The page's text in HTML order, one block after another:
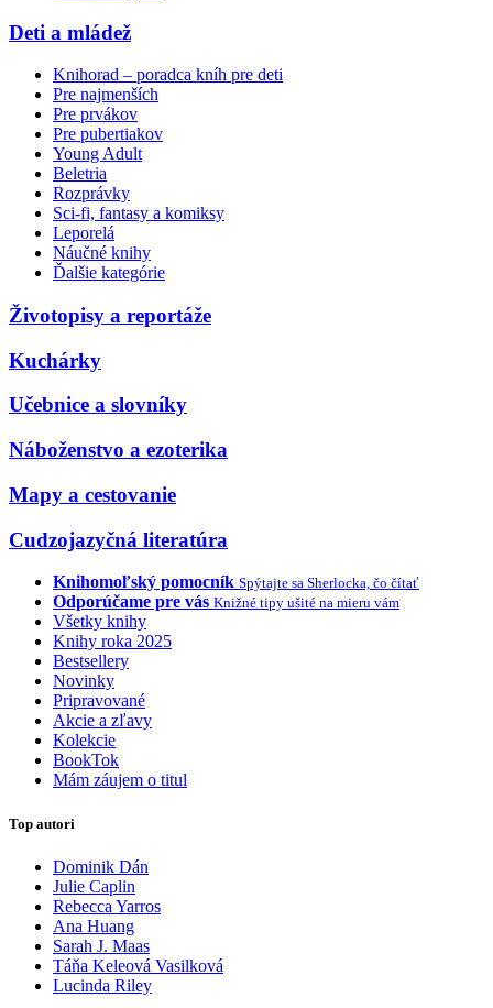
Deti a mládež
Knihorad – poradca kníh pre deti
Pre najmenších
Pre prvákov
Pre pubertiakov
Young Adult
Beletria
Rozprávky
Sci-fi, fantasy a komiksy
Leporelá
Náučné knihy
Ďalšie kategórie
Životopisy a reportáže
Kuchárky
Učebnice a slovníky
Náboženstvo a ezoterika
Mapy a cestovanie
Cudzojazyčná literatúra
Knihomoľský pomocník Spýtajte sa Sherlocka, čo čítať
Odporúčame pre vás Knižné tipy ušité na mieru vám
Všetky knihy
Knihy roka 2025
Bestsellery
Novinky
Pripravované
Akcie a zľavy
Kolekcie
BookTok
Mám záujem o titul
Top autori
Dominik Dán
Julie Caplin
Rebecca Yarros
Ana Huang
Sarah J. Maas
Táňa Keleová Vasilková
Lucinda Riley